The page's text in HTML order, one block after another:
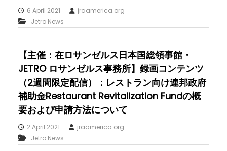
6 April 2021
jraamerica.org
Jetro News
【主催：在ロサンゼルス日本国総領事館・
JETRO ロサンゼルス事務所】録画コンテンツ
（2週間限定配信）：レストラン向け連邦政府
補助金Restaurant Revitalization Fundの概
要および申請方法について
2 April 2021
jraamerica.org
Jetro News